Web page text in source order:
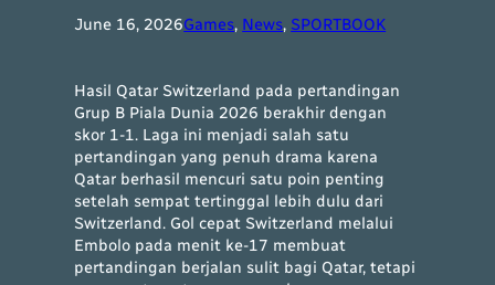
June 16, 2026Games, News, SPORTBOOK
Hasil Qatar Switzerland pada pertandingan
Grup B Piala Dunia 2026 berakhir dengan
skor 1-1. Laga ini menjadi salah satu
pertandingan yang penuh drama karena
Qatar berhasil mencuri satu poin penting
setelah sempat tertinggal lebih dulu dari
Switzerland. Gol cepat Switzerland melalui
Embolo pada menit ke-17 membuat
pertandingan berjalan sulit bagi Qatar, tetapi